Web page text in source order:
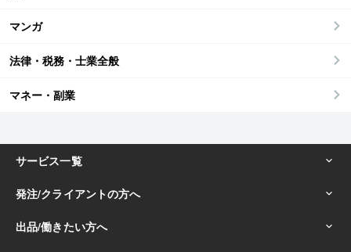
マンガ
法律・税務・士業全般
マネー・副業